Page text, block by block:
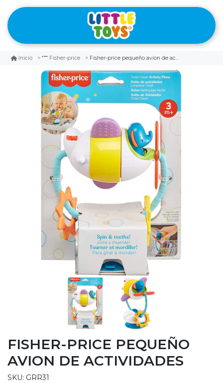
Inicio Fisher-price Fisher-price pequeño avion de actividades
FISHER-PRICE PEQUEÑO
AVION DE ACTIVIDADES
SKU: GRR31